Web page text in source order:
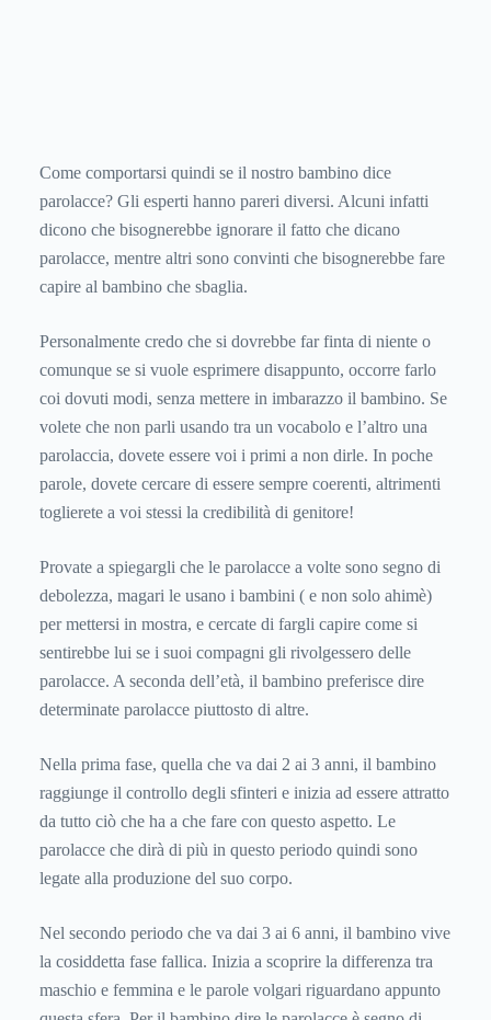
Come comportarsi quindi se il nostro bambino dice
parolacce? Gli esperti hanno pareri diversi. Alcuni infatti
dicono che bisognerebbe ignorare il fatto che dicano
parolacce, mentre altri sono convinti che bisognerebbe fare
capire al bambino che sbaglia.
Personalmente credo che si dovrebbe far finta di niente o
comunque se si vuole esprimere disappunto, occorre farlo
coi dovuti modi, senza mettere in imbarazzo il bambino. Se
volete che non parli usando tra un vocabolo e l’altro una
parolaccia, dovete essere voi i primi a non dirle. In poche
parole, dovete cercare di essere sempre coerenti, altrimenti
toglierete a voi stessi la credibilità di genitore!
Provate a spiegargli che le parolacce a volte sono segno di
debolezza, magari le usano i bambini ( e non solo ahimè)
per mettersi in mostra, e cercate di fargli capire come si
sentirebbe lui se i suoi compagni gli rivolgessero delle
parolacce. A seconda dell’età, il bambino preferisce dire
determinate parolacce piuttosto di altre.
Nella prima fase, quella che va dai 2 ai 3 anni, il bambino
raggiunge il controllo degli sfinteri e inizia ad essere attratto
da tutto ciò che ha a che fare con questo aspetto. Le
parolacce che dirà di più in questo periodo quindi sono
legate alla produzione del suo corpo.
Nel secondo periodo che va dai 3 ai 6 anni, il bambino vive
la cosiddetta fase fallica. Inizia a scoprire la differenza tra
maschio e femmina e le parole volgari riguardano appunto